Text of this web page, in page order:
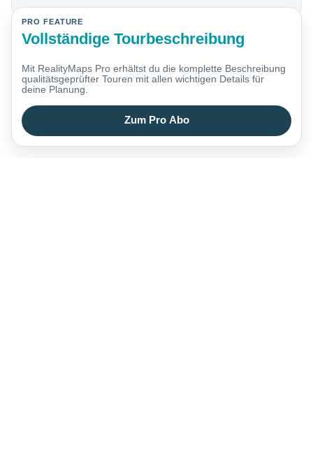
PRO FEATURE
Vollständige Tourbeschreibung
Mit RealityMaps Pro erhältst du die komplette Beschreibung
qualitätsgeprüfter Touren mit allen wichtigen Details für
deine Planung.
Zum Pro Abo